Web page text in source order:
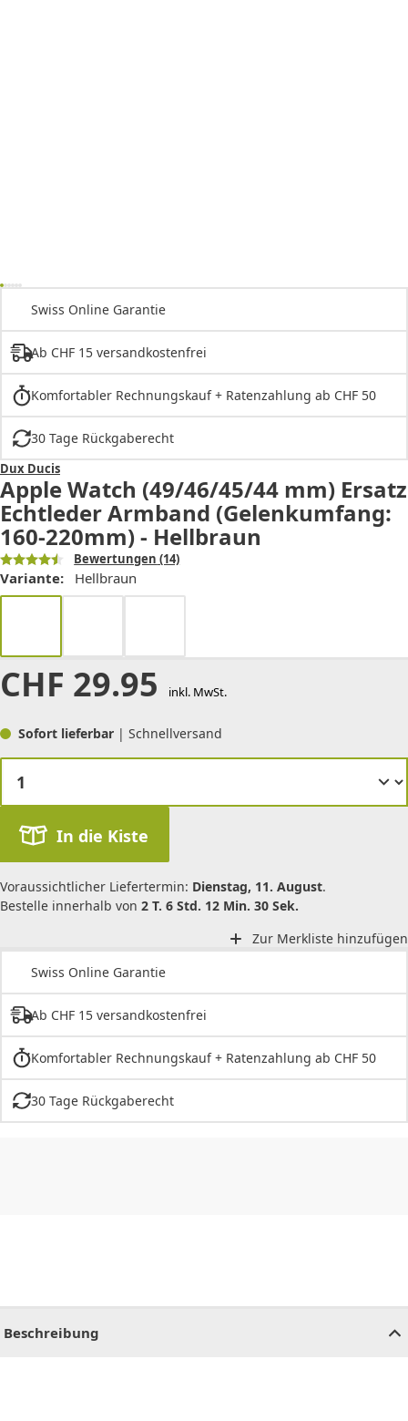
Swiss Online Garantie
Ab CHF 15 versandkostenfrei
Komfortabler Rechnungskauf + Ratenzahlung ab CHF 50
30 Tage Rückgaberecht
Dux Ducis
Apple Watch (49/46/45/44 mm) Ersatz
Echtleder Armband (Gelenkumfang:
160-220mm) - Hellbraun
Bewertungen (14)
Variante: Hellbraun
CHF 29.95 inkl. MwSt.
Sofort lieferbar | Schnellversand
In die Kiste
Voraussichtlicher Liefertermin: Dienstag, 11. August.
Bestelle innerhalb von 2 T. 6 Std. 12 Min. 30 Sek.
Zur Merkliste hinzufügen
Swiss Online Garantie
Ab CHF 15 versandkostenfrei
Komfortabler Rechnungskauf + Ratenzahlung ab CHF 50
30 Tage Rückgaberecht
Beschreibung